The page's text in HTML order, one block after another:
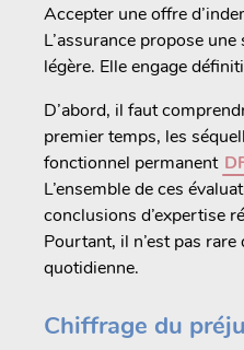
Accepter une offre
L’assurance propose
légère. Elle engage
D’abord, il faut
premier temps, les
fonctionnel permanent
L’ensemble de ces
conclusions d’expertise
Pourtant, il n’est pas
quotidienne.
Chiffrage du